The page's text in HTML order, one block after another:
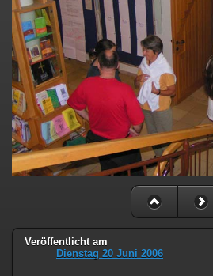
Veröffentlicht am
Dienstag 20 Juni 2006